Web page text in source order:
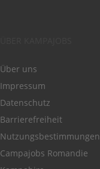
Über uns
Impressum
Datenschutz
Barrierefreiheit
Nutzungsbestimmungen
Campajobs Romandie